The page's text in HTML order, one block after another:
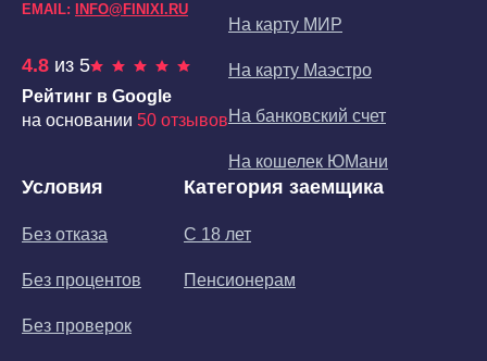
EMAIL: INFO@FINIXI.RU
4.8 из 5
Рейтинг в Google
на основании 50 отзывов
На карту МИР
На карту Маэстро
На банковский счет
На кошелек ЮМани
Условия
Без отказа
Без процентов
Без проверок
Категория заемщика
С 18 лет
Пенсионерам